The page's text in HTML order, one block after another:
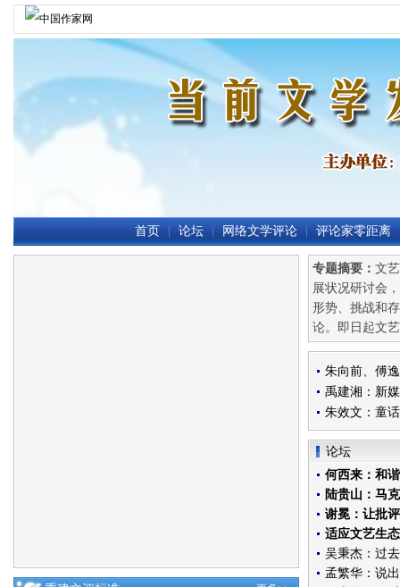
首页 论坛 网络文学评论 评论家零距离
专题摘要： 文
展状况研讨会
形势、挑战和
论。即日起文
朱向前、傅
禹建湘：新
朱效文：童
论坛
何西来：和
陆贵山：马
谢冕：让批
适应文艺生
吴秉杰：过
孟繁华：说